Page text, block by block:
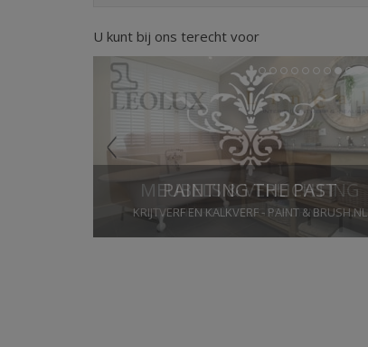
U kunt bij ons terecht voor
PAINTING THE PAST
KRIJTVERF EN KALKVERF - PAINT & BRUSH.NL
Previous 1 2 3 4 5 6 7 8 9